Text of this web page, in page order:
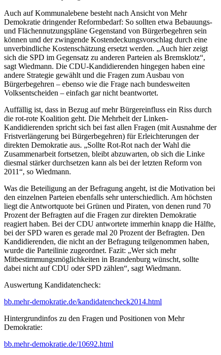
Auch auf Kommunalebene besteht nach Ansicht von Mehr
Demokratie dringender Reformbedarf: So sollten etwa Bebauungs-
und Flächennutzungspläne Gegenstand von Bürgerbegehren sein
können und der zwingende Kostendeckungsvorschlag durch eine
unverbindliche Kostenschätzung ersetzt werden. „Auch hier zeigt
sich die SPD im Gegensatz zu anderen Parteien als Bremsklotz“,
sagt Wiedmann. Die CDU-Kandidierenden hingegen haben eine
andere Strategie gewählt und die Fragen zum Ausbau von
Bürgerbegehren – ebenso wie die Frage nach bundesweiten
Volksentscheiden – einfach gar nicht beantwortet.
Auffällig ist, dass in Bezug auf mehr Bürgereinfluss ein Riss durch
die rot-rote Koalition geht. Die Mehrheit der Linken-
Kandidierenden spricht sich bei fast allen Fragen (mit Ausnahme der
Fristverlängerung bei Bürgerbegehren) für Erleichterungen der
direkten Demokratie aus. „Sollte Rot-Rot nach der Wahl die
Zusammenarbeit fortsetzen, bleibt abzuwarten, ob sich die Linke
diesmal stärker durchsetzen kann als bei der letzten Reform von
2011“, so Wiedmann.
Was die Beteiligung an der Befragung angeht, ist die Motivation bei
den einzelnen Parteien ebenfalls sehr unterschiedlich. Am höchsten
liegt die Antwortquote bei Grünen und Piraten, von denen rund 70
Prozent der Befragten auf die Fragen zur direkten Demokratie
reagiert haben. Bei der CDU antwortete immerhin knapp die Hälfte,
bei der SPD waren es gerade mal 20 Prozent der Befragten. Den
Kandidierenden, die nicht an der Befragung teilgenommen haben,
wurde die Parteilinie zugeordnet. Fazit: „Wer sich mehr
Mitbestimmungsmöglichkeiten in Brandenburg wünscht, sollte
dabei nicht auf CDU oder SPD zählen“, sagt Wiedmann.
Auswertung Kandidatencheck:
bb.mehr-demokratie.de/kandidatencheck2014.html
Hintergrundinfos zu den Fragen und Positionen von Mehr
Demokratie:
bb.mehr-demokratie.de/10692.html